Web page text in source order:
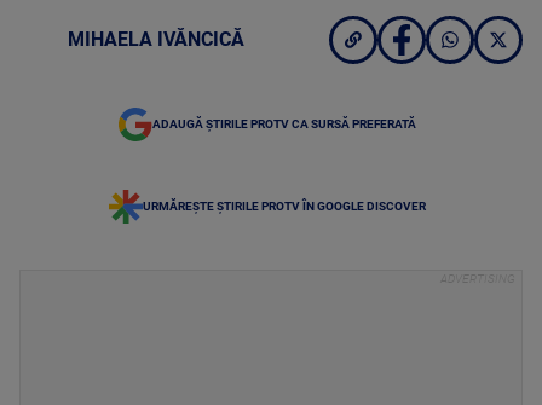
MIHAELA IVĂNCICĂ
ADAUGĂ ȘTIRILE PROTV CA SURSĂ PREFERATĂ
URMĂREȘTE ȘTIRILE PROTV ÎN GOOGLE DISCOVER